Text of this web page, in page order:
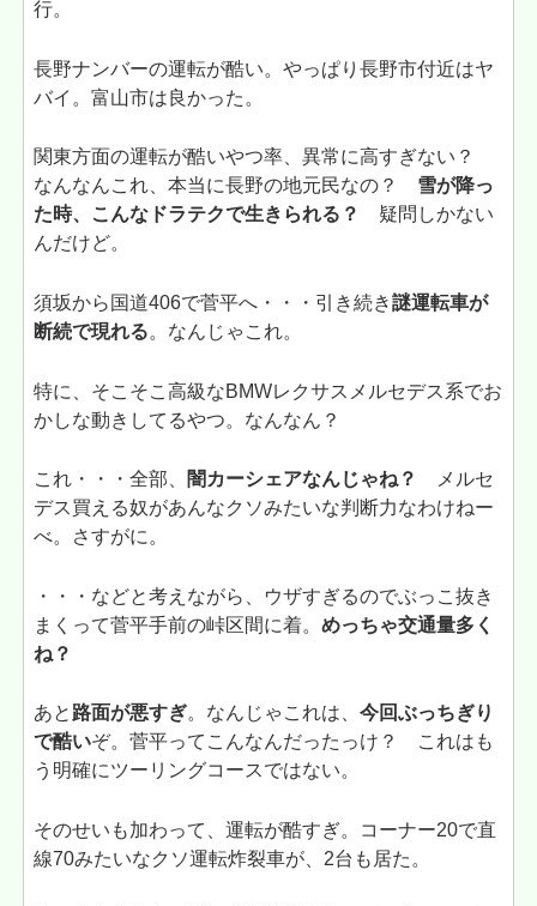
行。
長野ナンバーの運転が酷い。やっぱり長野市付近はヤ
バイ。富山市は良かった。
関東方面の運転が酷いやつ率、異常に高すぎない？
なんなんこれ、本当に長野の地元民なの？ 雪が降っ
た時、こんなドラテクで生きられる？
疑問しかない
んだけど。
須坂から国道406で菅平へ・・・引き続き謎運転車が
断続で現れる。なんじゃこれ。
特に、そこそこ高級なBMWレクサスメルセデス系でお
かしな動きしてるやつ。なんなん？
これ・・・全部、 闇カーシェアなんじゃね？
メルセ
デス買える奴があんなクソみたいな判断力なわけねー
べ。さすがに。
・・・などと考えながら、ウザすぎるのでぶっこ抜き
まくって菅平手前の峠区間に着。めっちゃ交通量多く
ね？
あと 路面が悪すぎ。なんじゃこれは、今回ぶっちぎり
で酷いぞ。菅平ってこんなんだったっけ？ これはも
う明確にツーリングコースではない。
そのせいも加わって、運転が酷すぎ。コーナー20で直
線70みたいなクソ運転炸裂車が、2台も居た。